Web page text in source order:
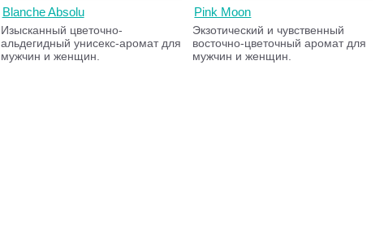
Blanche Absolu
Изысканный цветочно-
альдегидный унисекс-аромат для
мужчин и женщин.
Pink Moon
Экзотический и чувственный
восточно-цветочный аромат для
мужчин и женщин.